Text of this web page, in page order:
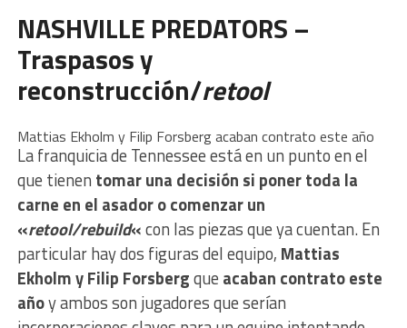
NASHVILLE PREDATORS –
Traspasos y
reconstrucción/retool
Mattias Ekholm y Filip Forsberg acaban contrato este año
La franquicia de Tennessee está en un punto en el
que tienen tomar una decisión si poner toda la
carne en el asador o comenzar un
«retool/rebuild«con las piezas que ya cuentan. En
particular hay dos figuras del equipo, Mattias
Ekholm y Filip Forsbergque acaban contrato este
añoy ambos son jugadores que serían